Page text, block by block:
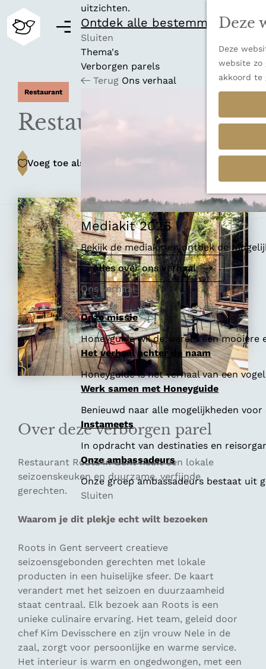
Deze
Deze
website zo
akkoord te
M
uitzichten.
Ontdek alle bestemmingen
Sluiten
Thema's
Verborgen parels
Terug Ons verhaal
Mediakit 2026
Bekijk de mediakit en ontdek de
Alles over ons verhaal
Ons verhaal
Onze missie
Honeyguide wil de wereld een
Het verhaal achter de naam
Honeyguide is het verhaal van een
Werk samen met Honeyguide
Benieuwd naar alle mogelijkheden
Instameets
In opdracht van destinaties en
Onze ambassadeurs
Onze groep ambassadeurs bestaat uit
Sluiten
Restaurant Roots
Restaurant
Voeg toe als favoriet
Voeg toe als favoriet
Over deze verborgen parel
Restaurant Roots in Gent heeft een lokale
seizoenskeuken en duurzame, verfijnde
gerechten.
Waarom je dit plekje echt wilt bezoeken
Roots in Gent serveert creatieve
seizoensgebonden gerechten met lokale
producten in een huiselijke sfeer. De kaart
verandert met het seizoen en duurzaamheid
staat centraal. Elk bezoek aan Roots is een
unieke culinaire ervaring. Het team, geleid door
chef Kim Devisschere en zijn vrouw Nele in de
zaal, zorgt voor persoonlijke en warme service.
Het interieur is warm en ongedwongen, met een